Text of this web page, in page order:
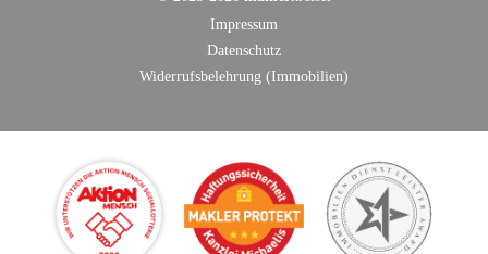
Impressum
Datenschutz
Widerrufsbelehrung (Immobilien)